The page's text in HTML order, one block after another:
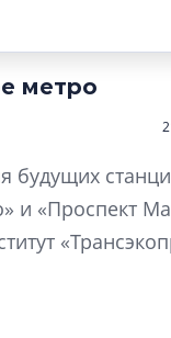
метро
будущих
и «Проспект